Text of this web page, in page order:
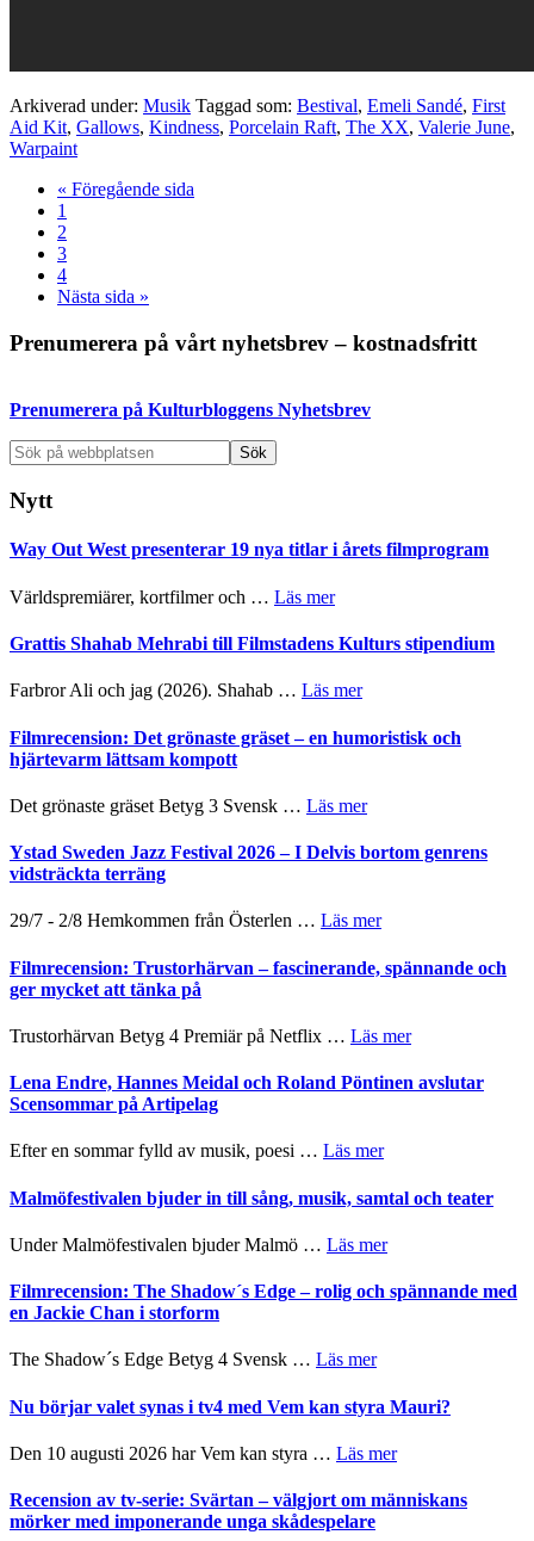
Arkiverad under: Musik Taggad som: Bestival, Emeli Sandé, First
Aid Kit, Gallows, Kindness, Porcelain Raft, The XX, Valerie June,
Warpaint
« Go
Föregående sida
Sida
1
Sida
2
Sida
3
Sida
4
Go
Nästa sida »
Primärt
Prenumerera på vårt nyhetsbrev – kostnadsfritt
Prenumerera på Kulturbloggens Nyhetsbrev
Sök
på
webbplatsen
Nytt
Way Out West presenterar 19 nya titlar i årets filmprogram
Världspremiärer, kortfilmer och … Läs merom
Out
19
titlar
filmprogram
Grattis Shahab Mehrabi till Filmstadens Kulturs stipendium
Farbror Ali och jag (2026). Shahab … Läs merom
Shahab
Mehrabi
Kulturs
Filmrecension: Det grönaste gräset – en humoristisk och
hjärtevarm lättsam kompott
Det grönaste gräset Betyg 3 Svensk … Läs merom
Det
grönaste
en
och
kompott
Ystad Sweden Jazz Festival 2026 – I Delvis bortom genrens
vidsträckta terräng
29/7 - 2/8 Hemkommen från Österlen … Läs merom
Sweden
Jazz
–
Delvis
vidsträckta
Filmrecension: Trustorhärvan – fascinerande, spännande och
ger mycket att tänka på
Trustorhärvan Betyg 4 Premiär på Netflix … Läs merom
Trustorhärvan
mycket
Lena Endre, Hannes Meidal och Roland Pöntinen avslutar
Scensommar på Artipelag
Efter en sommar fylld av musik, poesi … Läs merom
Endre,
Hannes
och
Pöntinen
Malmöfestivalen bjuder in till sång, musik, samtal och teater
Under Malmöfestivalen bjuder Malmö … Läs merom
bjuder
in
och
Filmrecension: The Shadow´s Edge – rolig och spännande med
en Jackie Chan i storform
The Shadow´s Edge Betyg 4 Svensk … Läs merom
The
Shadow
Edge
rolig
Nu börjar valet synas i tv4 med Vem kan styra Mauri?
Den 10 augusti 2026 har Vem kan styra … Läs merom
börjar
Recension av tv-serie: Svärtan – välgjort om människans
mörker med imponerande unga skådespelare